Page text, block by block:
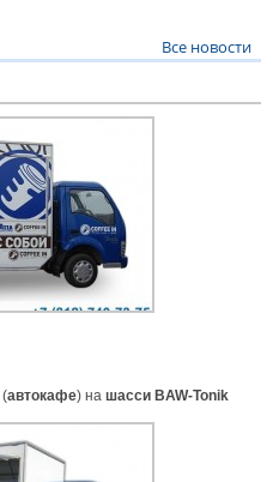
Все новости
(автокафе) на шасси BAW-Tonik